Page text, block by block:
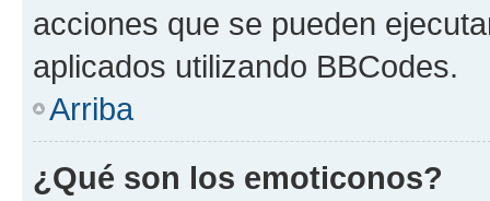
acciones que se pueden
aplicados utilizando BBCodes.
Arriba
¿Qué son los emoticonos?